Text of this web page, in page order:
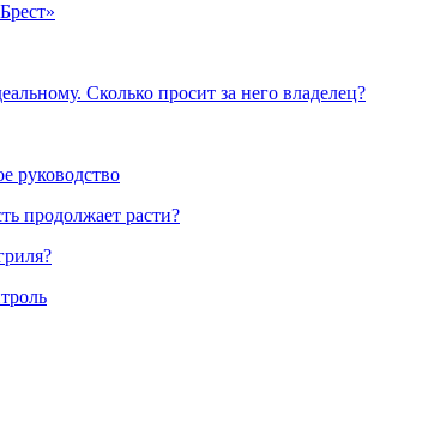
Сколько просит за него владелец?
руководство
продолжает расти?